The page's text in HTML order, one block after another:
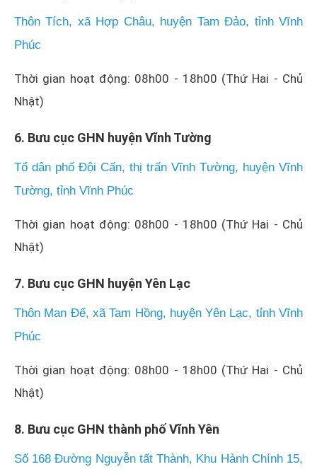
Thôn Tích, xã Hợp Châu, huyện Tam Đảo, tỉnh Vĩnh
Phúc
Thời gian hoạt động: 08h00 - 18h00 (Thứ Hai - Chủ
Nhật)
6. Bưu cục GHN huyện Vĩnh Tường
Tổ dân phố Đội Cấn, thị trấn Vĩnh Tường, huyện Vĩnh
Tường, tỉnh Vĩnh Phúc
Thời gian hoạt động: 08h00 - 18h00 (Thứ Hai - Chủ
Nhật)
7. Bưu cục GHN huyện Yên Lạc
Thôn Man Để, xã Tam Hồng, huyện Yên Lạc, tỉnh Vĩnh
Phúc
Thời gian hoạt động: 08h00 - 18h00 (Thứ Hai - Chủ
Nhật)
8. Bưu cục GHN thành phố Vĩnh Yên
Số 168 Đường Nguyễn tất Thành, Khu Hành Chính 15,